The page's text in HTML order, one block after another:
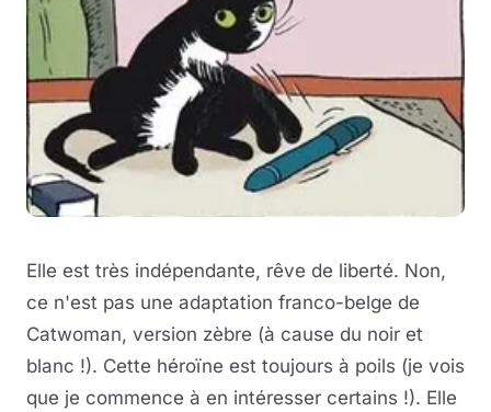
Elle est très indépendante, rêve de liberté. Non,
ce n'est pas une adaptation franco-belge de
Catwoman, version zèbre (à cause du noir et
blanc !). Cette héroïne est toujours à poils (je vois
que je commence à en intéresser certains !). Elle